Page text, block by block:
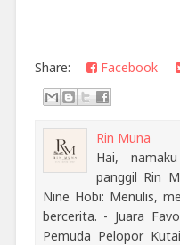
Share: Facebook
Rin Muna
Hai,
panggil Rin
Nine Hobi: Menulis,
bercerita. - Juara
Pemuda Pelopor